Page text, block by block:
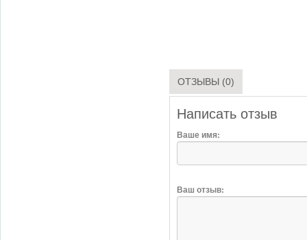
ОТЗЫВЫ (0)
Написать отзыв
Ваше имя:
Ваш отзыв: